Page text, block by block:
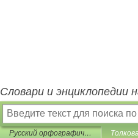
Словари и энциклопедии
Русский орфографический словарь